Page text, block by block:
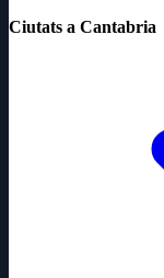
Ciutats a Cantabria